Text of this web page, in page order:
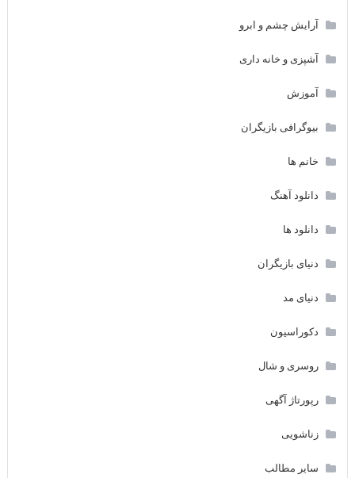
آرایش چشم و ابرو
آشپزی و خانه داری
آموزش
بیوگرافی بازیگران
خانم ها
دانلود آهنگ
دانلود ها
دنیای بازیگران
دنیای مد
دکوراسیون
روسری و شال
رپورتاژ آگهی
زناشویی
سایر مطالب